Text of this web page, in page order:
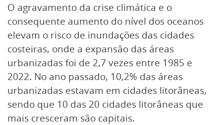
O agravamento da crise climática e o
consequente aumento do nível dos oceanos
elevam o risco de inundações das cidades
costeiras, onde a expansão das áreas
urbanizadas foi de 2,7 vezes entre 1985 e
2022. No ano passado, 10,2% das áreas
urbanizadas estavam em cidades litorâneas,
sendo que 10 das 20 cidades litorâneas que
mais cresceram são capitais.